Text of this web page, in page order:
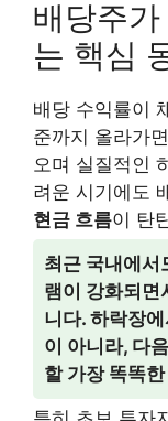
배당주
는 핵심
배당 수익률이
준까지 올라가
오며 실질적인
려운 시기에도
현금 흐름이 탄
최근 국내에서
램이 강화되면
니다. 하락장
이 아니라, 다
할 가장 똑똑